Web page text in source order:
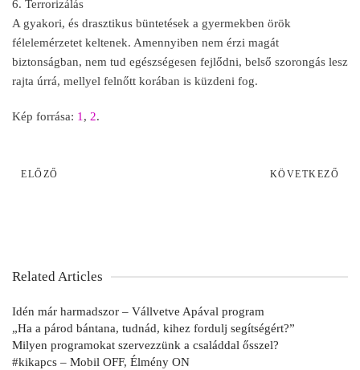
6. Terrorizálás
A gyakori, és drasztikus büntetések a gyermekben örök
félelemérzetet keltenek. Amennyiben nem érzi magát
biztonságban, nem tud egészségesen fejlődni, belső szorongás lesz
rajta úrrá, mellyel felnőtt korában is küzdeni fog.
Kép forrása: 1 , 2.
ELŐZŐ KÖVETKEZŐ
Related Articles
Idén már harmadszor – Vállvetve Apával program
„Ha a párod bántana, tudnád, kihez fordulj segítségért?”
Milyen programokat szervezzünk a családdal ősszel?
#kikapcs – Mobil OFF, Élmény ON